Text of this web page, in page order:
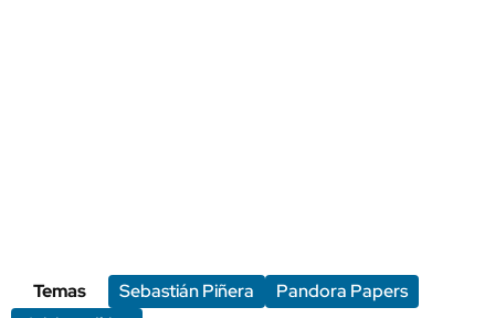
Temas Sebastián Piñera
Pandora Papers